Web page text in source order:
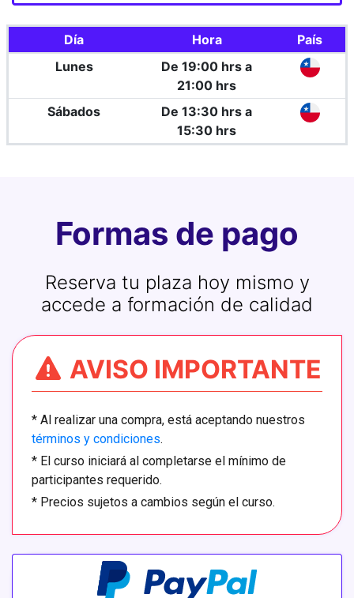
Día Hora
País
Lunes
De 19:00 hrs a
21:00 hrs
Sábados
De 13:30 hrs a
15:30 hrs
Formas de pago
Reserva tu plaza hoy mismo y
accede a formación de calidad
AVISO IMPORTANTE
* Al realizar una compra, está aceptando nuestros
términos y condiciones.
* El curso iniciará al completarse el mínimo de
participantes requerido.
* Precios sujetos a cambios según el curso.